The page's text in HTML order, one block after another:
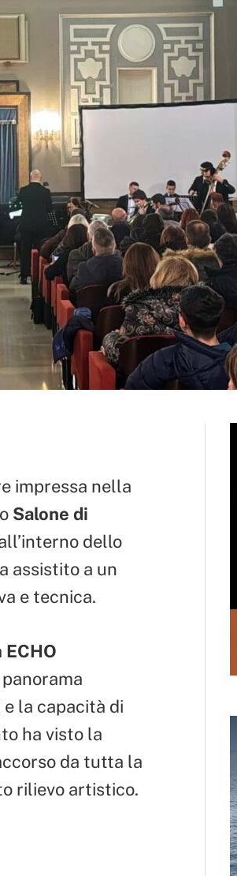
impressa nella
Salone di
dello
assistito a un
e tecnica.
ECHO
la capacità di
ha visto la
da tutta la
rilievo artistico.